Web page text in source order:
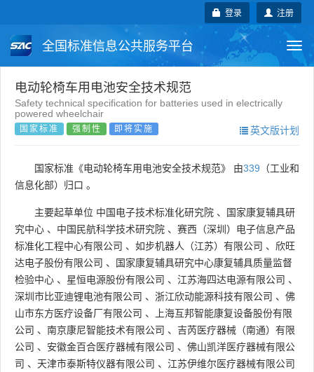
注册
登录
全国标准信息公共服务平台
国家标准 行业标准
团体标准
电动轮椅车用电池安全技术规范
Safety technical specification for batteries used in electrically
powered wheelchair
国家标准 强制性 即将实施 英文版计划
国家标准《电动轮椅车用电池安全技术规范》 由339 （工业和
信息化部）归口 。
主要起草单位 中国电子技术标准化研究院 、
国家康复辅具研
究中心 、 中国民航科学技术研究院 、 赛西（深圳）电子信息产品
标准化工程中心有限公司 、 如步机器人（江苏）有限公司 、 欣旺
达电子股份有限公司 、
国家康复辅具研究中心康复辅具质量监督
检验中心 、 星恒电源股份有限公司 、 江苏海四达电源有限公司 、
深圳市比亚迪锂电池有限公司 、 浙江欣动能源科技有限公司 、 佛
山市东方医疗设备厂有限公司 、
上海互邦智能康复设备股份有限
公司 、 南京康尼智能技术有限公司 、 吉芮医疗器械（南通）有限
公司 、 安徽金百合医疗器械有限公司 、 佛山凯洋医疗器械有限公
司 、 天津市泰斯特仪器有限公司 、 江苏伊维尔医疗器械有限公司